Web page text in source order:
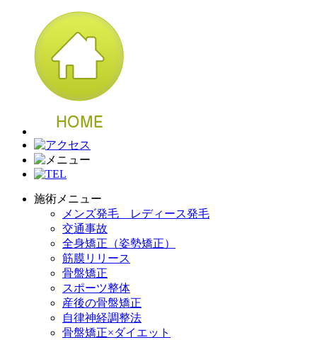
施術メニュー
メンズ発毛 レディース発毛
交通事故
全身矯正（姿勢矯正）
筋膜リリース
骨盤矯正
スポーツ整体
産後の骨盤矯正
自律神経調整法
骨盤矯正×ダイエット